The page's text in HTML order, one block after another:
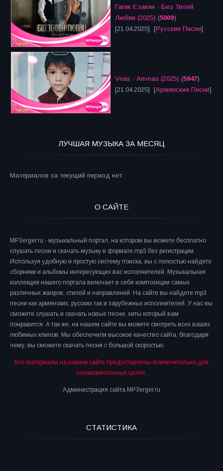
Гагик Езакян - Без Твоей
Любви (2025) (5009)
[21.04.2025] [Русские Песни]
Vnas - Anvnas (2025) (5947)
[21.04.2025] [Армянские Песни]
ЛУЧШАЯ МУЗЫКА ЗА МЕСЯЦ
Материалов за текущий период нет.
О САЙТЕ
MP3erger.ru - музыкальный портал, на котором вы можете бесплатно
слушать песни и скачать музыку в формате mp3 без регистрации.
Используя удобную и простую систему поиска, вы с легкостью найдете
сборники и альбомы интересующих вас исполнителей. Музыкальная
коллекция нашего портала включает в себя композиции самых
различных жанров, стилей и направлений. На сайте вы найдете mp3
песни как армянских, русских так и зарубежных исполнителей. У нас вы
сможете слушать и скачать новые песни, хиты который вам
понравится. А так же, на нашем сайте вы можете смотреть всех ваших
любимых клипов. Мы обеспечили высокое качество сайта, благодаря
чему, вы сможете скачать песни с большой скоростью.
Все материалы на нашем сайте предоставлены исключительно для
ознакомительных целях.
Администрация сайта MP3erger.ru
СТАТИСТИКА